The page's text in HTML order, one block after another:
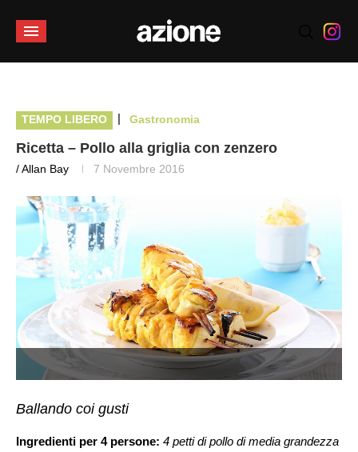
TEMPO LIBERO | Gastronomia
Ricetta – Pollo alla griglia con zenzero
/ Allan Bay 7 Novembre 2016
Ballando coi gusti
Ingredienti per 4 persone: 4 petti di pollo di media grandezza